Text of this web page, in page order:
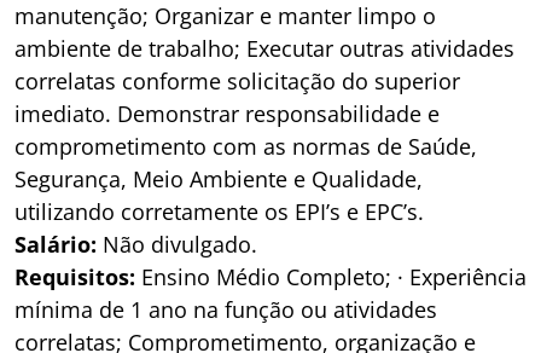
manutenção; Organizar e manter limpo o
ambiente de trabalho; Executar outras atividades
correlatas conforme solicitação do superior
imediato. Demonstrar responsabilidade e
comprometimento com as normas de Saúde,
Segurança, Meio Ambiente e Qualidade,
utilizando corretamente os EPI’s e EPC’s.
Salário: Não divulgado.
Requisitos: Ensino Médio Completo; · Experiência
mínima de 1 ano na função ou atividades
correlatas; Comprometimento, organização e